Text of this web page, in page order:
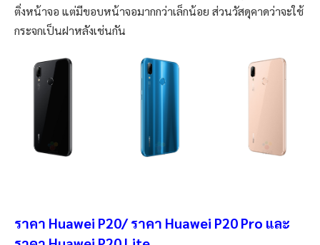
ติ่งหน้าจอ แต่มีขอบหน้าจอมากกว่าเล็กน้อย ส่วนวัสดุคาดว่าจะใช้
กระจกเป็นฝาหลังเช่นกัน
ราคา Huawei P20/ ราคา Huawei P20 Pro และ